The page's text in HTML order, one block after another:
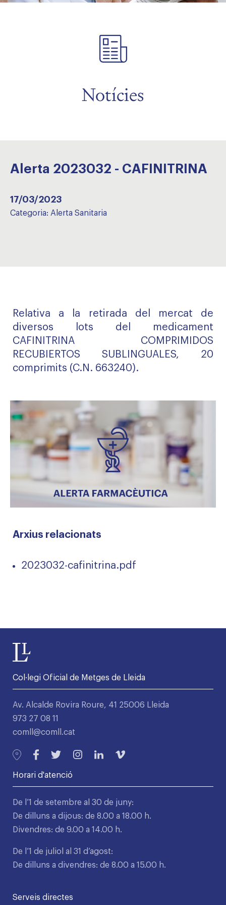
Notícies
Alerta 2023032 - CAFINITRINA
17/03/2023
Categoria: Alerta Sanitaria
Arxius relacionats
2023032-cafinitrina.pdf
Relativa a la retirada del mercat de
diversos lots del medicament
CAFINITRINA COMPRIMIDOS
RECUBIERTOS SUBLINGUALES, 20
comprimits (C.N. 663240).
Col·legi Oficial de Metges de Lleida
Av. Alcalde Rovira Roure, 41 25006 Lleida
973 27 08 11
comll@comll.cat
Horari d'atenció
De l’1 de setembre al 30 de juny:
De dilluns a dijous: de 8.00 a 18.00 h.
Divendres: de 9.00 a 14.00 h.
De l’1 de juliol al 31 d’agost:
De dilluns a divendres: de 8.00 a 15.00 h.
Serveis directes